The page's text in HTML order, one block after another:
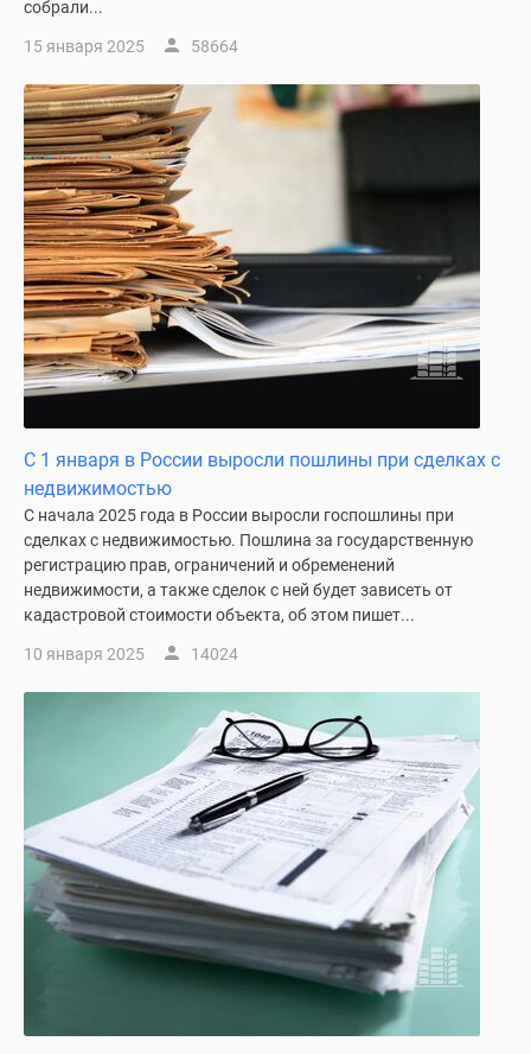
водоема
Коттеджные
поселки
ипотеку
Бизнес-
центры
Коттеджи
Скидки
акции
Макс
собрали...
15 января 2025 58664
С 1 января в России выросли пошлины при сделках с
недвижимостью
С начала 2025 года в России выросли госпошлины при
сделках с недвижимостью. Пошлина за государственную
регистрацию прав, ограничений и обременений
недвижимости, а также сделок с ней будет зависеть от
кадастровой стоимости объекта, об этом пишет...
10 января 2025 14024